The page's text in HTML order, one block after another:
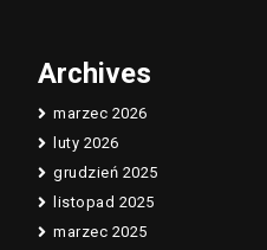
Archives
marzec 2026
luty 2026
grudzień 2025
listopad 2025
marzec 2025